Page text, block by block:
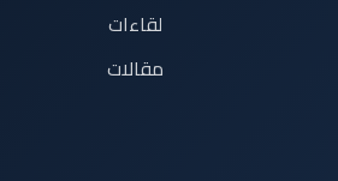
لقاءات
مقالات